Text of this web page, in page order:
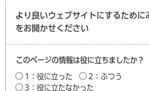
より良いウェブサイトにするために
をお聞かせください
このページの情報は役に立ちましたか？
1：役に立った
2：ふつう
3：役に立たなかった